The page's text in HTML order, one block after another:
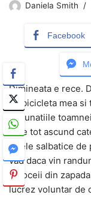
Daniela Smith
Facebook
Dimineata e rece.
cu bicicleta mea si
minunatiile
care tot ascund
ratele salbatice de
vad daca vin
ghioceii din
lucrez voluntar de